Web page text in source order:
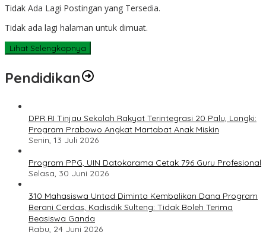
Tidak Ada Lagi Postingan yang Tersedia.
Tidak ada lagi halaman untuk dimuat.
Lihat Selengkapnya
Pendidikan
DPR RI Tinjau Sekolah Rakyat Terintegrasi 20 Palu, Longki:
Program Prabowo Angkat Martabat Anak Miskin
Senin, 13 Juli 2026
Program PPG, UIN Datokarama Cetak 796 Guru Profesional
Selasa, 30 Juni 2026
310 Mahasiswa Untad Diminta Kembalikan Dana Program
Berani Cerdas, Kadisdik Sulteng: Tidak Boleh Terima
Beasiswa Ganda
Rabu, 24 Juni 2026